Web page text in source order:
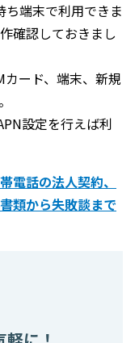
端末で利用できま
確認しておきまし
ード、端末、新規
設定を行えば利
電話の法人契約、
類から失敗談まで